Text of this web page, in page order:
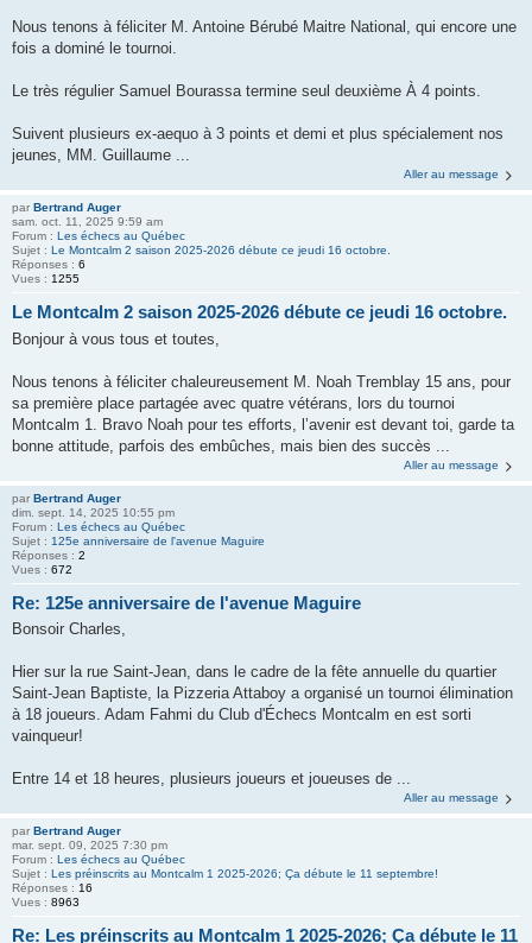
Nous tenons à féliciter M. Antoine Bérubé Maitre National, qui encore une
fois a dominé le tournoi.
Le très régulier Samuel Bourassa termine seul deuxième À 4 points.
Suivent plusieurs ex-aequo à 3 points et demi et plus spécialement nos
jeunes, MM. Guillaume ...
Aller au message
par Bertrand Auger
sam. oct. 11, 2025 9:59 am
Forum : Les échecs au Québec
Sujet : Le Montcalm 2 saison 2025-2026 débute ce jeudi 16 octobre.
Réponses : 6
Vues : 1255
Le Montcalm 2 saison 2025-2026 débute ce jeudi 16 octobre.
Bonjour à vous tous et toutes,
Nous tenons à féliciter chaleureusement M. Noah Tremblay 15 ans, pour
sa première place partagée avec quatre vétérans, lors du tournoi
Montcalm 1. Bravo Noah pour tes efforts, l’avenir est devant toi, garde ta
bonne attitude, parfois des embûches, mais bien des succès ...
Aller au message
par Bertrand Auger
dim. sept. 14, 2025 10:55 pm
Forum : Les échecs au Québec
Sujet : 125e anniversaire de l'avenue Maguire
Réponses : 2
Vues : 672
Re: 125e anniversaire de l'avenue Maguire
Bonsoir Charles,
Hier sur la rue Saint-Jean, dans le cadre de la fête annuelle du quartier
Saint-Jean Baptiste, la Pizzeria Attaboy a organisé un tournoi élimination
à 18 joueurs. Adam Fahmi du Club d'Échecs Montcalm en est sorti
vainqueur!
Entre 14 et 18 heures, plusieurs joueurs et joueuses de ...
Aller au message
par Bertrand Auger
mar. sept. 09, 2025 7:30 pm
Forum : Les échecs au Québec
Sujet : Les préinscrits au Montcalm 1 2025-2026; Ça débute le 11 septembre!
Réponses : 16
Vues : 8963
Re: Les préinscrits au Montcalm 1 2025-2026; Ça débute le 11